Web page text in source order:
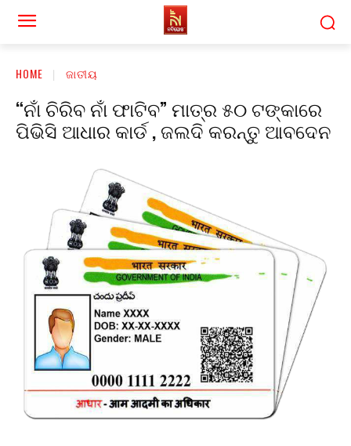
HOME ଜାତୀୟ
“ନାଁ ଚିରିବ ନାଁ ଫାଟିବ” ମାତ୍ର ୫୦ ଟଙ୍କାରେ
ପିଭିସି ଆଧାର କାର୍ଡ , ଜଲଦି କରନ୍ତୁ ଆବଦେନ